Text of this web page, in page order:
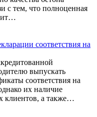
с тем, что полноценная
соответствия на
выпускать
соответствия на
их наличие
клиентов, а также…